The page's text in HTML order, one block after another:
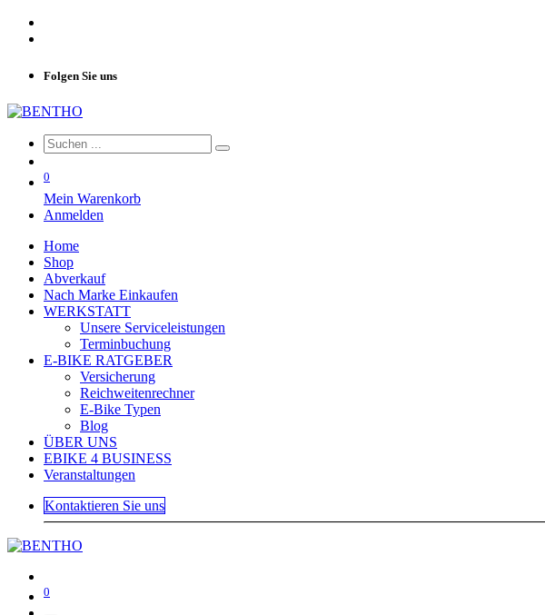
Folgen Sie uns
0
Mein Warenkorb
Anmelden
Home
Shop
Abverkauf
Nach Marke Einkaufen
WERKSTATT
Unsere Serviceleistungen
Terminbuchung
E-BIKE RATGEBER
Versicherung
Reichweitenrechner
E-Bike Typen
Blog
ÜBER UNS
EBIKE 4 BUSINESS
Veranstaltungen
Kontaktieren Sie uns
0